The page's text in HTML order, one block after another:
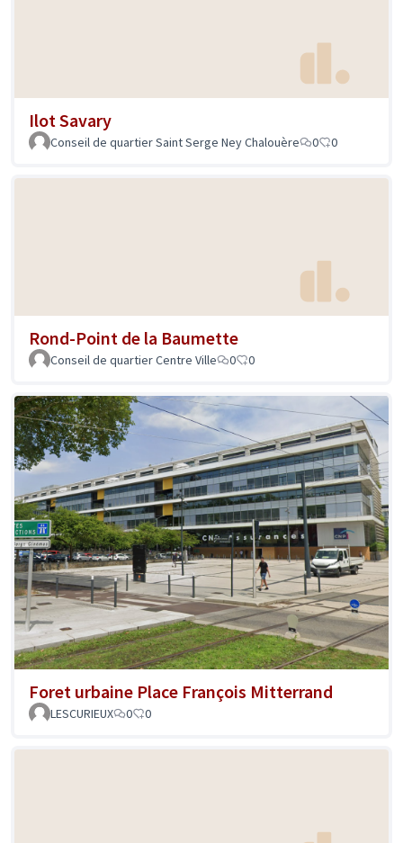
Ilot Savary
Conseil de quartier Saint Serge Ney Chalouère 0 0
Rond-Point de la Baumette
Conseil de quartier Centre Ville 0 0
Foret urbaine Place François Mitterrand
LESCURIEUX 0 0